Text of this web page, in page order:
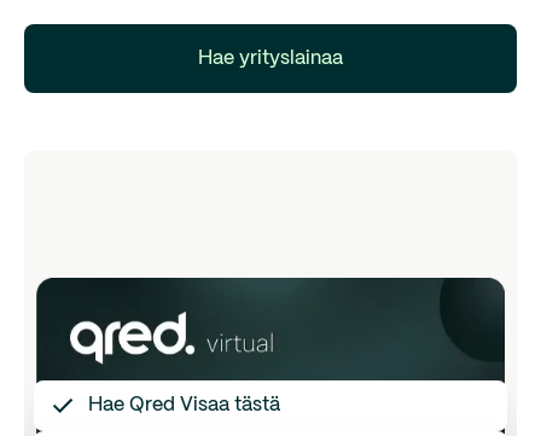
Hae yrityslainaa
Hae Qred Visaa tästä